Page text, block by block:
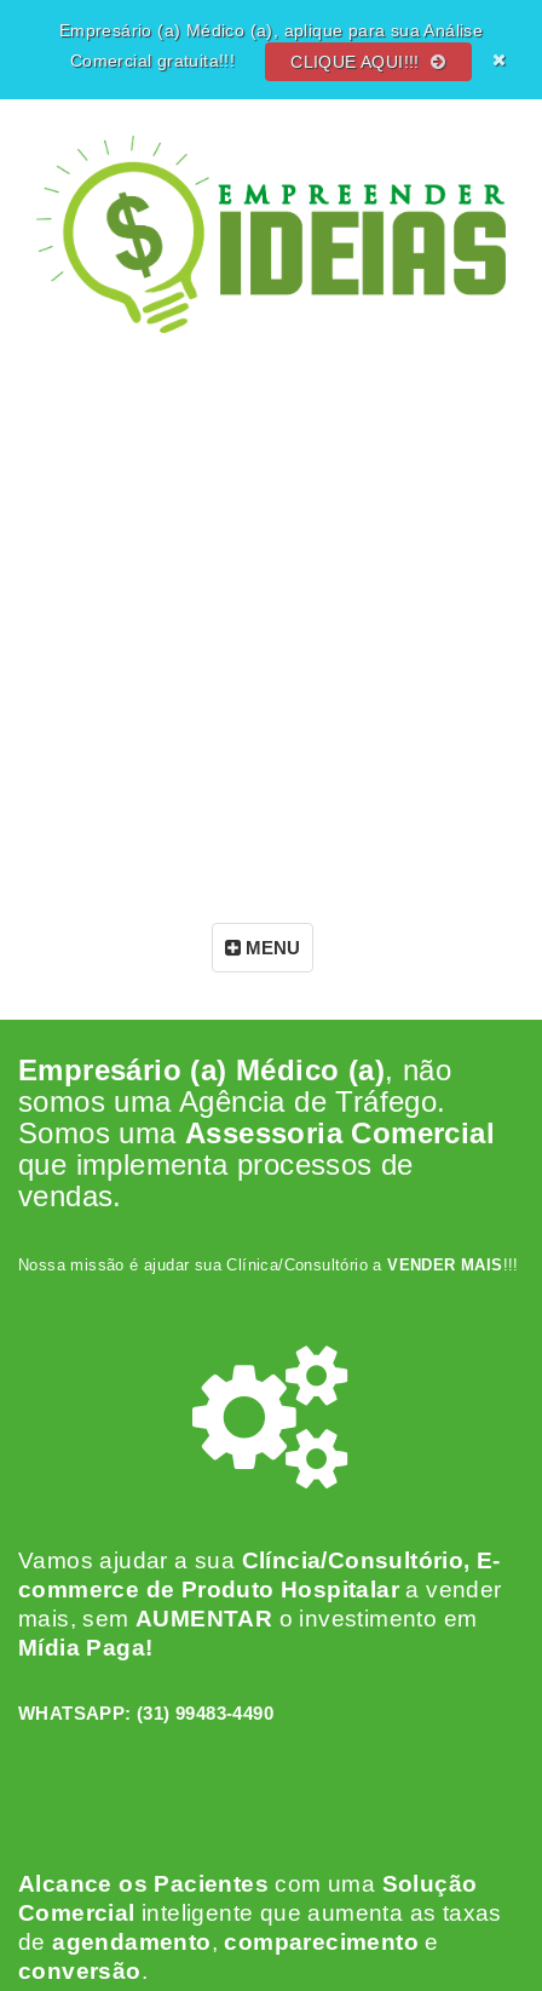
Empresário (a) Médico (a), aplique para sua Análise
Comercial gratuita!!!
CLIQUE AQUI!!!
MENU
Empresário (a) Médico (a), não
somos uma Agência de Tráfego.
Somos uma Assessoria Comercial
que implementa processos de
vendas.
Nossa missão é ajudar sua Clínica/Consultório aVENDER MAIS !!!
Vamos ajudar a sua Clíncia/Consultório, E-
commerce de Produto Hospitalar a vender
mais, sem AUMENTAR o investimento em
Mídia Paga!
WHATSAPP: (31) 99483-4490
Alcance os Pacientescom uma Solução
Comercial inteligente que aumenta as taxas
deagendamento,comparecimento e
conversão.